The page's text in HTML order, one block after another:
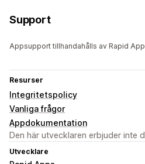
Support
Appsupport tillhandahålls av Rapid
Resurser
Integritetspolicy
Vanliga frågor
Appdokumentation
Den här utvecklaren erbjuder inte
Utvecklare